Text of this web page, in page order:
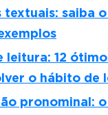
textuais: saiba
leitura: 12
o hábito de
pronominal: